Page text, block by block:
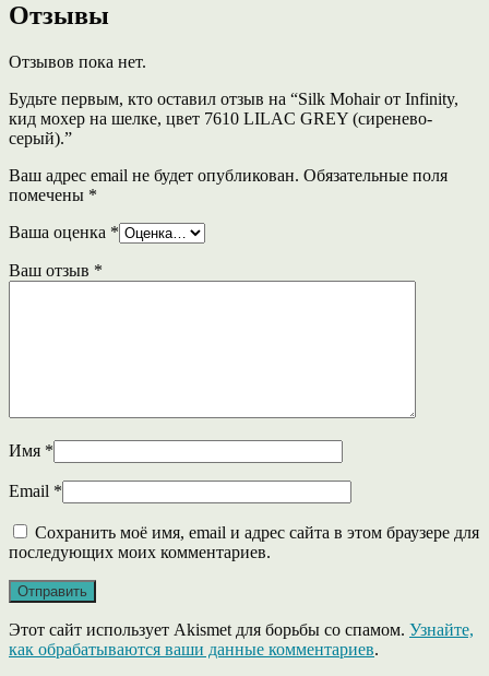
Отзывы
Отзывов пока нет.
Будьте первым, кто оставил отзыв на “Silk Mohair от Infinity,
кид мохер на шелке, цвет 7610 LILAC GREY (сиренево-
серый).”
Ваш адрес email не будет опубликован. Обязательные поля
помечены *
Ваша оценка *
Ваш отзыв *
Имя *
Email *
Сохранить моё имя, email и адрес сайта в этом браузере для
последующих моих комментариев.
Этот сайт использует Akismet для борьбы со спамом. Узнайте,
как обрабатываются ваши данные комментариев.